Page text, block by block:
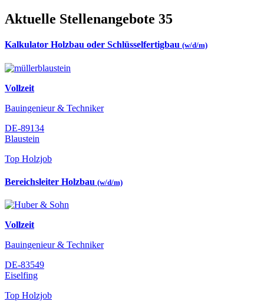
Aktuelle Stellenangebote 35
Kalkulator Holzbau oder Schlüsselfertigbau (w/d/m)
Vollzeit
Bauingenieur & Techniker
DE-89134
Blaustein
Top Holzjob
Bereichsleiter Holzbau (w/d/m)
Vollzeit
Bauingenieur & Techniker
DE-83549
Eiselfing
Top Holzjob